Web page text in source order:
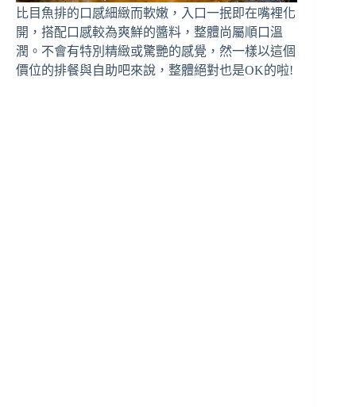
比目魚排的口感細緻而軟嫩，入口一抿即在嘴裡化
開，搭配口感較為爽鮮的醬料，整體尚屬順口溫
潤。不會有特別精緻或驚艷的感覺，然一樣以這個
價位的排餐與自助吧來說，整體絕對也是OK的啦!